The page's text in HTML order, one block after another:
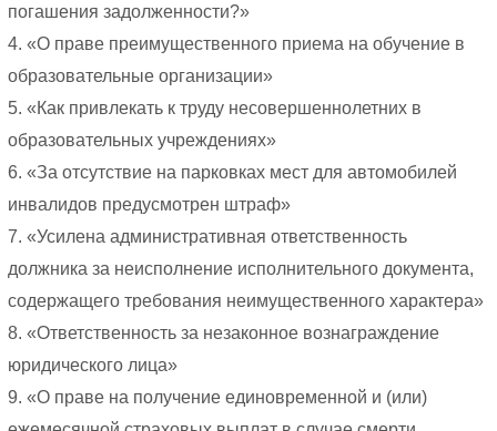
погашения задолженности?»
4. «О праве преимущественного приема на обучение в
образовательные организации»
5. «Как привлекать к труду несовершеннолетних в
образовательных учреждениях»
6. «За отсутствие на парковках мест для автомобилей
инвалидов предусмотрен штраф»
7. «Усилена административная ответственность
должника за неисполнение исполнительного документа,
содержащего требования неимущественного характера»
8. «Ответственность за незаконное вознаграждение
юридического лица»
9. «О праве на получение единовременной и (или)